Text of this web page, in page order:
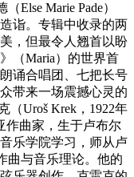
Else Marie Pade）
诣。专辑中收录的两
，但最令人翘首以盼
（Maria）的世界首
诵合唱团、七把长号
带来一场震撼心灵的
（Uroš Krek，1922年
作曲家，生于卢布尔
乐学院学习，师从卢
曲与音乐理论。他的